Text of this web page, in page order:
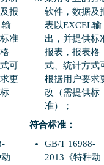
报
输
准
可
更
软件，数据及
表以EXCEL输
出，并提供标
报表，报表格
式、统计方式
根据用户要求
改（需提供标
准）；
符合标准：
GB/T 16988-
2013《特种动